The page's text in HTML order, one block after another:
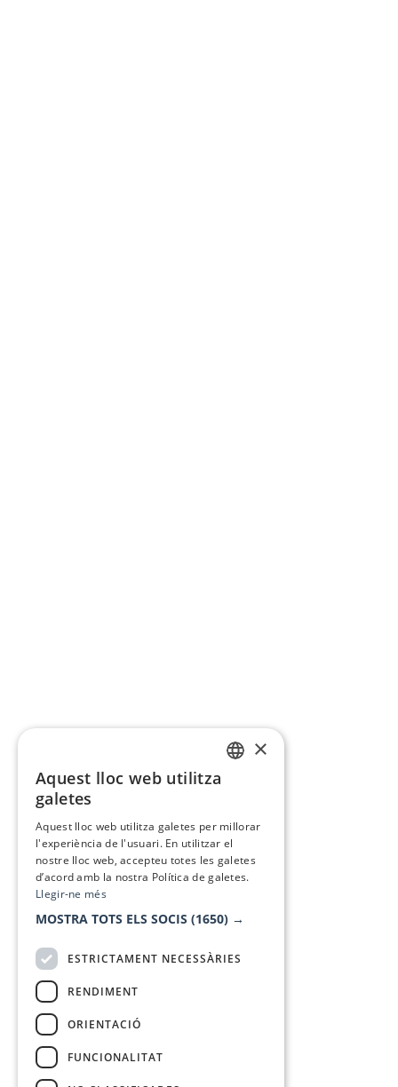
×
Aquest lloc web utilitza
galetes
Aquest lloc web utilitza galetes per millorar
l'experiència de l'usuari. En utilitzar el
nostre lloc web, accepteu totes les galetes
d’acord amb la nostra Política de galetes.
Llegir-ne més
MOSTRA TOTS ELS SOCIS (1650) →
ESTRICTAMENT NECESSÀRIES
RENDIMENT
ORIENTACIÓ
FUNCIONALITAT